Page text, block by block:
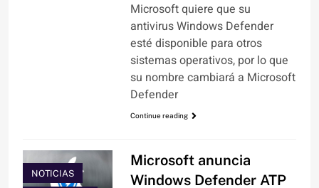
Microsoft quiere que su
antivirus Windows Defender
esté disponible para otros
sistemas operativos, por lo que
su nombre cambiará a Microsoft
Defender
Continue reading
NOTICIAS
Microsoft anuncia
Windows Defender ATP